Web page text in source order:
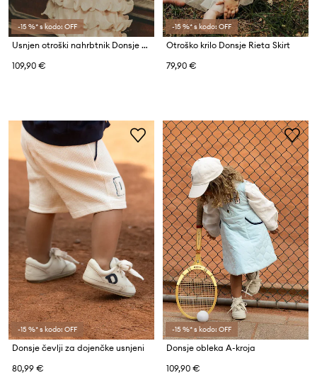
-15 %* s kodo: OFF
Usnjen otroški nahrbtnik Donsje Kapi Exclusive Backpack Fluffy Bunny
109,90 €
-15 %* s kodo: OFF
Otroško krilo Donsje Rieta Skirt
79,90 €
-15 %* s kodo: OFF
Donsje čevlji za dojenčke usnjeni
80,99 €
-15 %* s kodo: OFF
Donsje obleka A-kroja
109,90 €